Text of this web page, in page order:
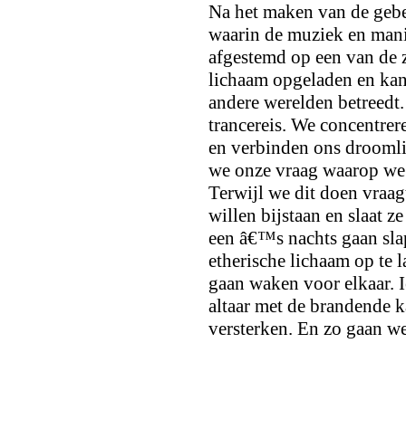
Na het maken van de
waarin de muziek en
afgestemd op een van
lichaam opgeladen en
andere werelden
trancereis. We
en verbinden ons
we onze vraag waarop
Terwijl we dit doen
willen bijstaan en slaat
een â€™s nachts gaan
etherische lichaam op te
gaan waken voor elkaar.
altaar met de brandende
versterken. En zo gaan